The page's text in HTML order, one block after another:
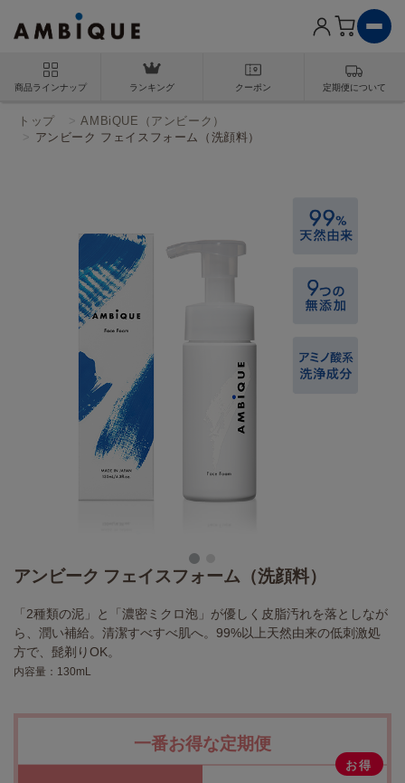
商品ラインナップ ランキング クーポン 定期便について
ALL in ONE ボディメイク
トップ
AMBiQUE（アンビーク）
アンビーク フェイスフォーム（洗顔料）
アンビーク フェイスフォーム（洗顔料）
「2種類の泥」と「濃密ミクロ泡」が優しく皮脂汚れを落としなが
ら、潤い補給。清潔すべすべ肌へ。99%以上天然由来の低刺激処
方で、髭剃りOK。
内容量：130mL
一番お得な定期便
お得